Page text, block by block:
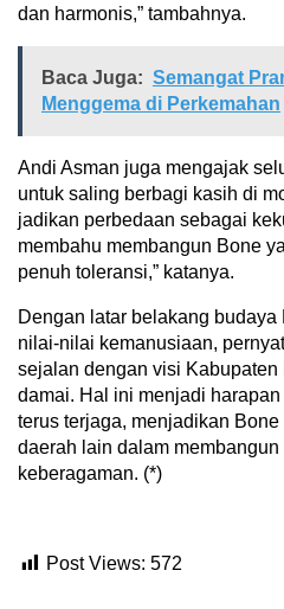
dan harmonis,” tambahnya.
Baca Juga: Semangat
Menggema di Perkemahan
Andi Asman juga mengajak
untuk saling berbagi kasih di
jadikan perbedaan sebagai
membahu membangun Bone
penuh toleransi,” katanya.
Dengan latar belakang
nilai-nilai kemanusiaan,
sejalan dengan visi
damai. Hal ini menjadi
terus terjaga, menjadikan
daerah lain dalam
keberagaman. (*)
Post Views: 572